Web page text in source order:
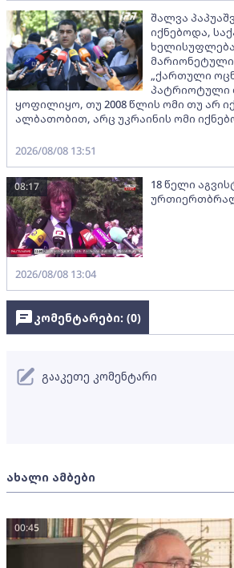
შალვა
იქნებოდა,
„ქართული
პატრიოტული
ყოფილიყო, თუ 2008 წლის ომი თუ არ
ალბათობით, არც უკრაინის ომი
2026/08/08 13:51
18 წელი
08:17
2026/08/08 13:04
ახალი ამბები
00:45
კომენტარები: (0)
გააკეთე კომენტარი